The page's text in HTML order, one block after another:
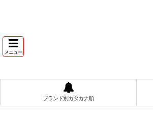
メニュー
ブランド別カタカナ順